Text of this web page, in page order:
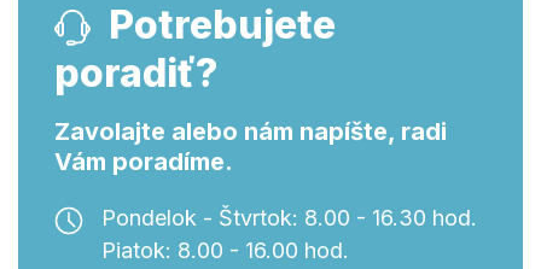
Potrebujete
poradiť?
Zavolajte alebo nám napíšte, radi
Vám poradíme.
Pondelok - Štvrtok: 8.00 - 16.30 hod.
Piatok: 8.00 - 16.00 hod.